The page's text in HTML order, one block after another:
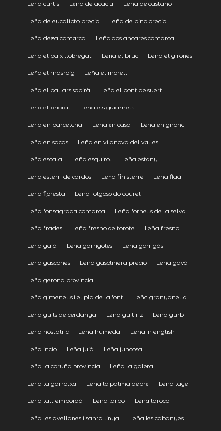
Leña curtis Leña de acacia Leña de castaño
Leña de eucalipto precio Leña de pino precio
Leña deza comarca Leña dos ancares comarca
Leña el baix llobregat Leña el bruc Leña el gironès
Leña el masroig Leña el morell
Leña el pallars sobirà Leña el pont de suert
Leña el priorat Leña els guiamets
Leña en barcelona Leña en casa Leña en girona
Leña en sacas Leña en vilanova del valles
Leña escala Leña esquirol Leña estany
Leña esterri de cardós Leña finisterre Leña flaà
Leña floresta Leña folgoso do courel
Leña fonsagrada comarca Leña fornells de la selva
Leña frades Leña fresno de torote Leña fresno
Leña gaià Leña garrigoles Leña garrigàs
Leña gascones Leña gasolinera precio Leña gavà
Leña gerona provincia
Leña gimenells i el pla de la font Leña granyanella
Leña guils de cerdanya Leña guitiriz Leña gurb
Leña hostalric Leña humeda Leña in english
Leña incio Leña juià Leña juncosa
Leña la coruña provincia Leña la galera
Leña la garrotxa Leña la palma debre Leña lage
Leña lalt empordà Leña larbo Leña laroco
Leña les avellanes i santa linya Leña les cabanyes